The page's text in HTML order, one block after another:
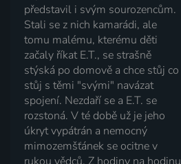
představil i svým sourozencům.
Stali se z nich kamarádi, ale
tomu malému, kterému děti
začaly říkat E.T., se strašně
stýská po domově a chce stůj co
stůj s těmi "svými" navázat
spojení. Nezdaří se a E.T. se
rozstoná. V té době už je jeho
úkryt vypátrán a nemocný
mimozemšťánek se ocitne v